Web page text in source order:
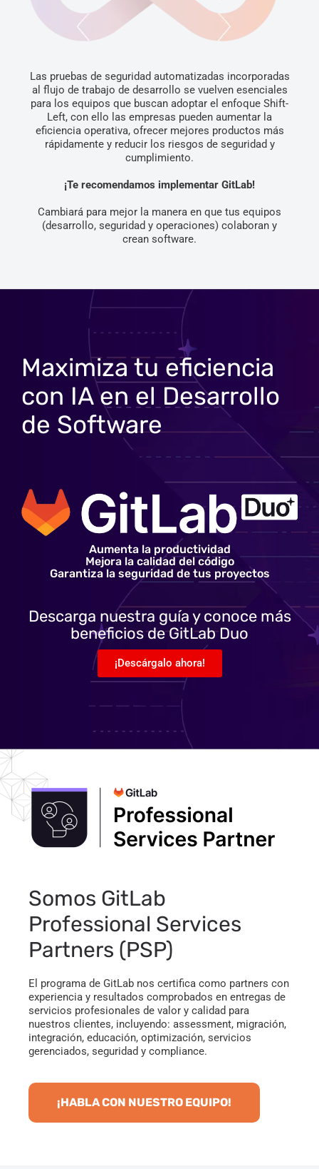
Las pruebas de seguridad automatizadas incorporadas
al flujo de trabajo de desarrollo se vuelven esenciales
para los equipos que buscan adoptar el enfoque Shift-
Left, con ello las empresas pueden aumentar la
eficiencia operativa, ofrecer mejores productos más
rápidamente y reducir los riesgos de seguridad y
cumplimiento.
¡Te recomendamos implementar GitLab!
Cambiará para mejor la manera en que tus equipos
(desarrollo, seguridad y operaciones) colaboran y
crean software.
Maximiza tu eficiencia
con IA en el Desarrollo
de Software
Aumenta la productividad
Mejora la calidad del código
Garantiza la seguridad de tus proyectos
Descarga nuestra guía y conoce más
beneficios de GitLab Duo
¡Descárgalo ahora!
Somos GitLab
Professional Services
Partners (PSP)
El programa de GitLab nos certifica como partners con
experiencia y resultados comprobados en entregas de
servicios profesionales de valor y calidad para
nuestros clientes, incluyendo: assessment, migración,
integración, educación, optimización, servicios
gerenciados, seguridad y compliance.
¡HABLA CON NUESTRO EQUIPO!